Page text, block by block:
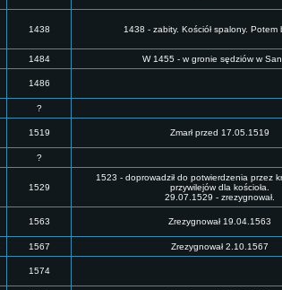
1438 1438 - zabity. Kościół spalony. Potem
1484
W 1455 - w gronie sędziów w
1486
?
1519 Zmarł przed 17.05.1519
?
1529
1523 - doprowadził do potwierdzenia przez
przywilejów dla kościoła.
29.07.1529 - zrezygnował.
1563 Zrezygnował 19.04.1563
1567
Zrezygnował 2.10.1567
1574